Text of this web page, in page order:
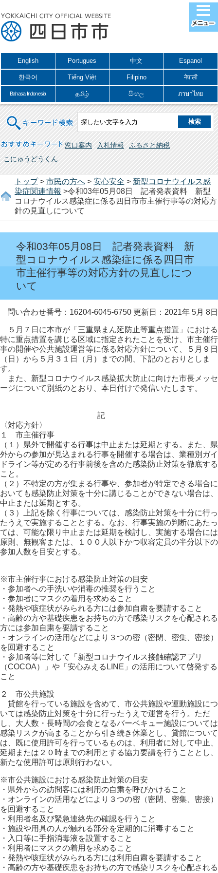
English Portugues 中文 Espanol
한국어 Tiếng Việt Filipino नेपाली
Bahasa Indonesia தமிழ் සිංහල ภาษาไทย
キーワード検索
おすすめキーワード 窓口案内 入札情報
ふるさと納税
こにゅうどうくん
トップ> 市民の方へ > 安心安全 > 新型コロナウイルス感
染症関連情報 >令和03年05月08日 記者発表資料 新型
コロナウイルス感染症に係る四日市市主催行事等の対応方
針の見直しについて
令和03年05月08日 記者発表資料 新
型コロナウイルス感染症に係る四日市
市主催行事等の対応方針の見直しにつ
いて
問い合わせ番号：16204-6045-6750 更新日：2021年 5月 8日
５月７日に本市が「三重県まん延防止等重点措置」における
特に重点措置を講じる区域に指定されたことを受け、市主催行
事の開催や公共施設運営等に係る対応方針について、５月９日
（日）から５月３１日（月）までの間、下記のとおりとしま
す。
また、新型コロナウイルス感染拡大防止に向けた市長メッセ
ージについて別紙のとおり、本日付けで発信いたします。
記
〈対応方針〉
１ 市主催行事
（１）県外で開催する行事は中止または延期とする。また、県
外からの参加が見込まれる行事を開催する場合は、業種別ガイ
ドライン等が定める行事前後を含めた感染防止対策を徹底する
こと。
（２）不特定の方が集まる行事や、参加者が特定できる場合に
おいても感染防止対策を十分に講じることができない場合は、
中止または延期とする。
（３）上記を除く行事については、感染防止対策を十分に行っ
たうえで実施することとする。なお、行事実施の判断にあたっ
ては、可能な限り中止または延期を検討し、実施する場合には
原則、無観客または、１００人以下かつ収容定員の半分以下の
参加人数を目安とする。
※市主催行事における感染防止対策の目安
・参加者への手洗いや消毒の推奨を行うこと
・参加者にマスクの着用を求めること
・発熱や咳症状がみられる方には参加自粛を要請すること
・高齢の方や基礎疾患をお持ちの方で感染リスクを心配される
方には参加自粛を要請すること
・オンラインの活用などにより３つの密（密閉、密集、密接）
を回避すること
・参加者等に対して「新型コロナウイルス接触確認アプリ
（COCOA）」や「安心みえるLINE」の活用について啓発する
こと
２ 市公共施設
貸館を行っている施設を含めて、市公共施設や運動施設につ
いては感染防止対策を十分に行ったうえで運営を行う。ただ
し、大人数・長時間の会食となるバーベキュー施設については
感染リスクが高まることから引き続き休業とし、貸館について
は、既に使用許可を行っているものは、利用者に対して中止、
延期または２０時までの利用とする協力要請を行うこととし、
新たな使用許可は原則行わない。
※市公共施設における感染防止対策の目安
・県外からの訪問客には利用の自粛を呼びかけること
・オンラインの活用などにより３つの密（密閉、密集、密接）
を回避すること
・利用者名及び緊急連絡先の確認を行うこと
・施設や用具の人が触れる部分を定期的に消毒すること
・入口等に手指消毒液を設置すること
・利用者にマスクの着用を求めること
・発熱や咳症状がみられる方には利用自粛を要請すること
・高齢の方や基礎疾患をお持ちの方で感染リスクを心配される